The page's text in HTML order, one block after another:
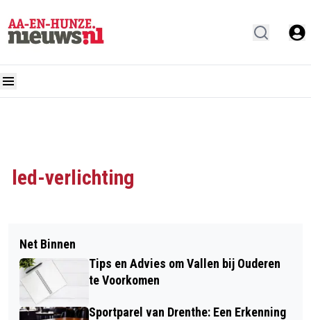
led-verlichting
Net Binnen
Tips en Advies om Vallen bij Ouderen
te Voorkomen
Sportparel van Drenthe: Een Erkenning